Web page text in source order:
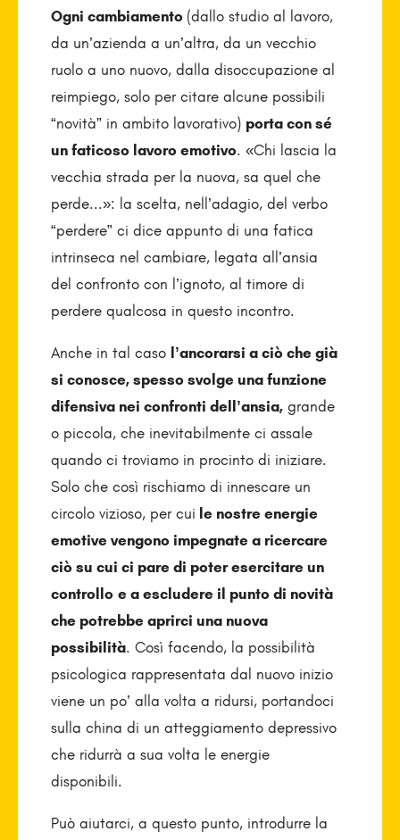
Ogni cambiamento (dallo studio al lavoro,
da un’azienda a un’altra, da un vecchio
ruolo a uno nuovo, dalla disoccupazione al
reimpiego, solo per citare alcune possibili
“novità” in ambito lavorativo) porta con sé
un faticoso lavoro emotivo. «Chi lascia la
vecchia strada per la nuova, sa quel che
perde...»: la scelta, nell’adagio, del verbo
“perdere” ci dice appunto di una fatica
intrinseca nel cambiare, legata all’ansia
del confronto con l’ignoto, al timore di
perdere qualcosa in questo incontro.
Anche in tal caso l’ancorarsi a ciò che già
si conosce, spesso svolge una funzione
difensiva nei confronti dell’ansia,grande
o piccola, che inevitabilmente ci assale
quando ci troviamo in procinto di iniziare.
Solo che così rischiamo di innescare un
circolo vizioso, per cui le nostre energie
emotive vengono impegnate a ricercare
ciò su cui ci pare di poter esercitare un
controllo e a escludere il punto di novità
che potrebbe aprirci una nuova
possibilità. Così facendo, la possibilità
psicologica rappresentata dal nuovo inizio
viene un po’ alla volta a ridursi, portandoci
sulla china di un atteggiamento depressivo
che ridurrà a sua volta le energie
disponibili.
Può aiutarci, a questo punto, introdurre la